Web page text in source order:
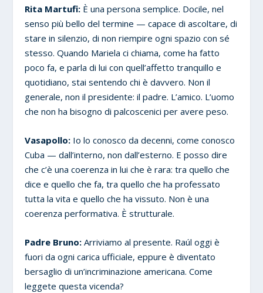
Rita Martufi: È una persona semplice. Docile, nel
senso più bello del termine — capace di ascoltare, di
stare in silenzio, di non riempire ogni spazio con sé
stesso. Quando Mariela ci chiama, come ha fatto
poco fa, e parla di lui con quell’affetto tranquillo e
quotidiano, stai sentendo chi è davvero. Non il
generale, non il presidente: il padre. L’amico. L’uomo
che non ha bisogno di palcoscenici per avere peso.
Vasapollo: Io lo conosco da decenni, come conosco
Cuba — dall’interno, non dall’esterno. E posso dire
che c’è una coerenza in lui che è rara: tra quello che
dice e quello che fa, tra quello che ha professato
tutta la vita e quello che ha vissuto. Non è una
coerenza performativa. È strutturale.
Padre Bruno: Arriviamo al presente. Raúl oggi è
fuori da ogni carica ufficiale, eppure è diventato
bersaglio di un’incriminazione americana. Come
leggete questa vicenda?